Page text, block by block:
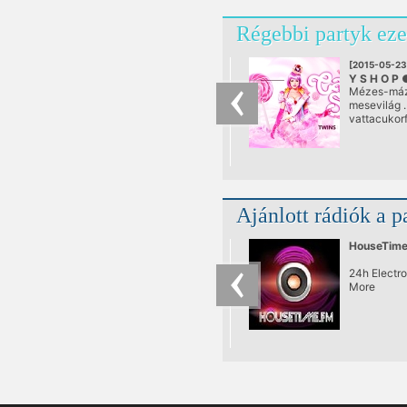
Régebbi partyk
[2015-05-
Y S H O P
@ RIO
Mézes-
mesevilág
gyöngyöző
Ajánlott rádiók a
HouseTime
24h
More